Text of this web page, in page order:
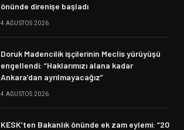
önünde direnişe başladı
4 AĞUSTOS 2026
Doruk Madencilik işçilerinin Meclis yürüyüşü
engellendi: “Haklarımızı alana kadar
Ankara’dan ayrılmayacağız”
4 AĞUSTOS 2026
KESK’ten Bakanlık önünde ek zam eylemi: “20